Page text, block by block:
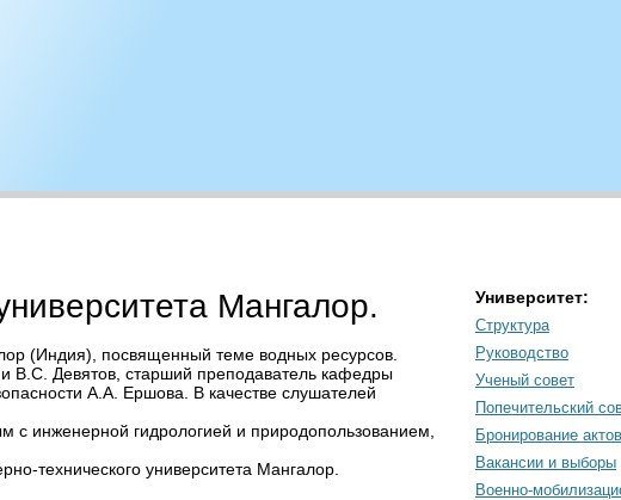
Мангалор.
(Индия), посвященный теме водных ресурсов.
В.С. Девятов, старший преподаватель кафедры
А.А. Ершова. В качестве слушателей
с инженерной гидрологией и природопользованием,
технического университета Мангалор.
Университет:
Структура
Руководство
Ученый совет
Попечительский
Бронирование
Вакансии и выборы
Военно-